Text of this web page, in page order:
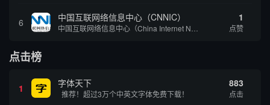
6 中国互联网络信息中心（CNNIC） 1
点赞
点击榜
1 字体天下
推荐！超过3万个中英文字体免费下载！
883
点击